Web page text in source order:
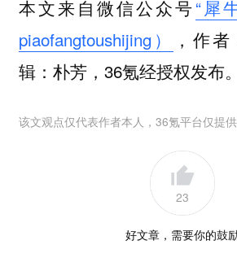
本文来自微信公众号“犀
piaofangtoushijing）
，作
辑：朴芳，36氪经授权发布。
该文观点仅代表作者本人，36氪平台仅提供
23
好文章，需要你的鼓